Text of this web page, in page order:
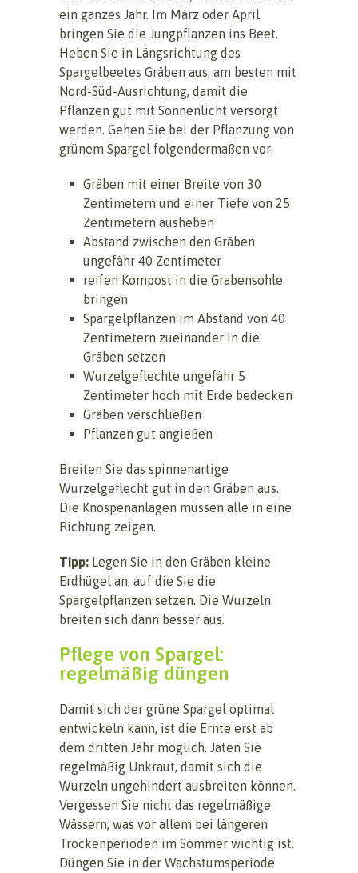
ein ganzes Jahr. Im März oder April
bringen Sie die Jungpflanzen ins Beet.
Heben Sie in Längsrichtung des
Spargelbeetes Gräben aus, am besten mit
Nord-Süd-Ausrichtung, damit die
Pflanzen gut mit Sonnenlicht versorgt
werden. Gehen Sie bei der Pflanzung von
grünem Spargel folgendermaßen vor:
Gräben mit einer Breite von 30
Zentimetern und einer Tiefe von 25
Zentimetern ausheben
Abstand zwischen den Gräben
ungefähr 40 Zentimeter
reifen Kompost in die Grabensohle
bringen
Spargelpflanzen im Abstand von 40
Zentimetern zueinander in die
Gräben setzen
Wurzelgeflechte ungefähr 5
Zentimeter hoch mit Erde bedecken
Gräben verschließen
Pflanzen gut angießen
Breiten Sie das spinnenartige
Wurzelgeflecht gut in den Gräben aus.
Die Knospenanlagen müssen alle in eine
Richtung zeigen.
Tipp: Legen Sie in den Gräben kleine
Erdhügel an, auf die Sie die
Spargelpflanzen setzen. Die Wurzeln
breiten sich dann besser aus.
Pflege von Spargel:
regelmäßig düngen
Damit sich der grüne Spargel optimal
entwickeln kann, ist die Ernte erst ab
dem dritten Jahr möglich. Jäten Sie
regelmäßig Unkraut, damit sich die
Wurzeln ungehindert ausbreiten können.
Vergessen Sie nicht das regelmäßige
Wässern, was vor allem bei längeren
Trockenperioden im Sommer wichtig ist.
Düngen Sie in der Wachstumsperiode